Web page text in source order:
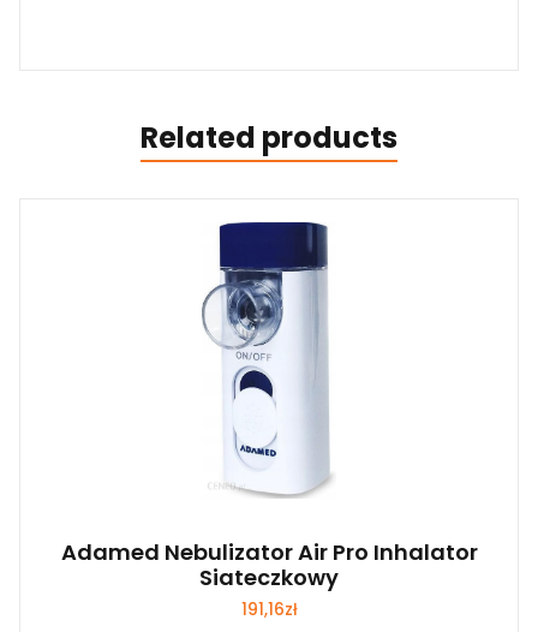
Related products
Adamed Nebulizator Air Pro Inhalator
Siateczkowy
191,16zł